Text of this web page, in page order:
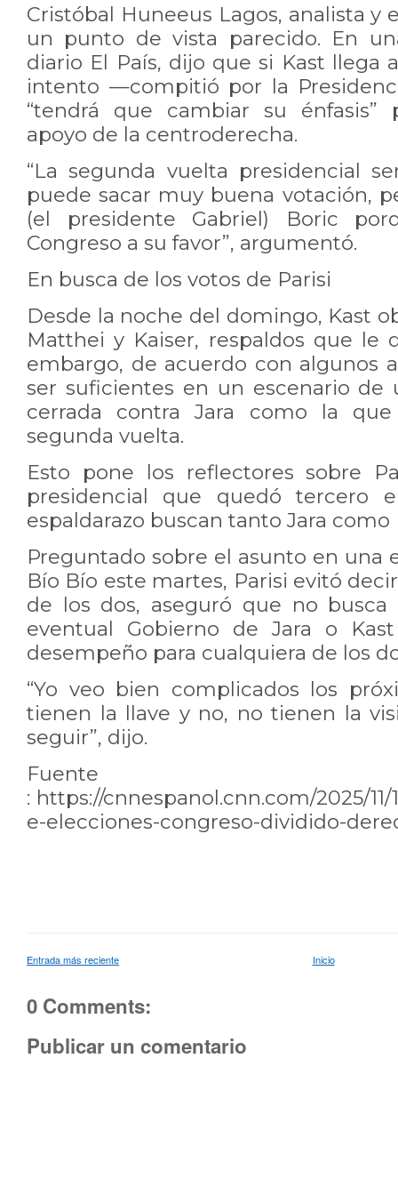
Cristóbal Huneeus Lagos, analista y
un punto de vista parecido. En
diario El País, dijo que si Kast llega
intento —compitió por la
“tendrá que cambiar su énfasis”
apoyo de la centroderecha.
“La segunda vuelta presidencial
puede sacar muy buena votación,
(el presidente Gabriel) Boric
Congreso a su favor”, argumentó.
En busca de los votos de Parisi
Desde la noche del domingo, Kast
Matthei y Kaiser, respaldos que le
embargo, de acuerdo con algunos
ser suficientes en un escenario de
cerrada contra Jara como la
segunda vuelta.
Esto pone los reflectores sobre
presidencial que quedó tercero
espaldarazo buscan tanto Jara como
Preguntado sobre el asunto en una
Bío Bío este martes, Parisi evitó
de los dos, aseguró que no
eventual Gobierno de Jara o
desempeño para cualquiera de los
“Yo veo bien complicados los
tienen la llave y no, no tienen la
seguir”, dijo.
Fuente
: https://cnnespanol.cnn.com/2025/
e-elecciones-congreso-dividido-
Entrada más reciente Inicio
0 Comments:
Publicar un comentario